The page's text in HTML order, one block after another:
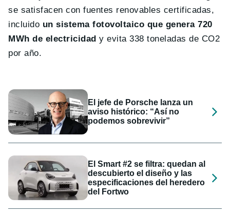
se satisfacen con fuentes renovables certificadas,
incluido un sistema fotovoltaico que genera 720
MWh de electricidad y evita 338 toneladas de CO2
por año.
El jefe de Porsche lanza un
aviso histórico: “Así no
podemos sobrevivir”
El Smart #2 se filtra: quedan al
descubierto el diseño y las
especificaciones del heredero
del Fortwo